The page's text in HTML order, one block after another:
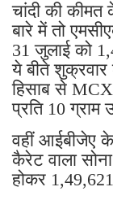
चांदी की
बारे में तो
31 जुलाई को
ये बीते
हिसाब से
प्रति 10 ग्राम
वहीं आईबीजेए
कैरेट वाला
होकर